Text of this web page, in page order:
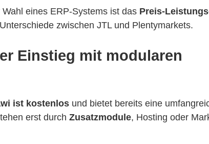
eines ERP-Systems ist das Preis-
zwischen JTL und Plentymarkets.
Einstieg mit modularen
ist kostenlos und bietet bereits eine
erst durchZusatzmodule, Hosting oder